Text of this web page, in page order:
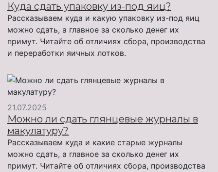
Куда сдать упаковку из-под яиц?
Рассказываем куда и какую упаковку из-под яиц
можно сдать, а главное за сколько денег их
примут. Читайте об отличиях сбора, производства
и переработки яичных лотков.
21.07.2025
Можно ли сдать глянцевые журналы в
макулатуру?
Рассказываем куда и какие старые журналы
можно сдать, а главное за сколько денег их
примут. Читайте об отличиях сбора, производства